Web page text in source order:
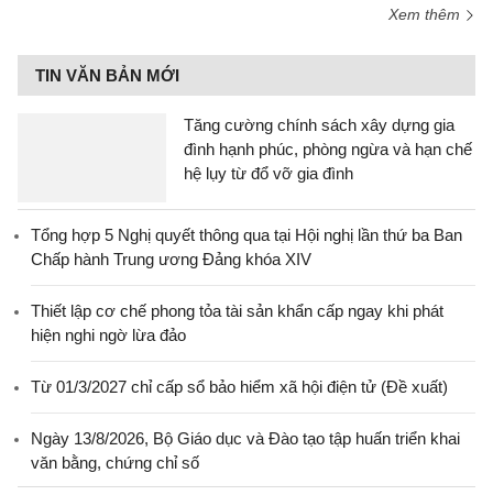
Xem thêm
TIN VĂN BẢN MỚI
Tăng cường chính sách xây dựng gia
đình hạnh phúc, phòng ngừa và hạn chế
hệ lụy từ đổ vỡ gia đình
Tổng hợp 5 Nghị quyết thông qua tại Hội nghị lần thứ ba Ban
Chấp hành Trung ương Đảng khóa XIV
Thiết lập cơ chế phong tỏa tài sản khẩn cấp ngay khi phát
hiện nghi ngờ lừa đảo
Từ 01/3/2027 chỉ cấp sổ bảo hiểm xã hội điện tử (Đề xuất)
Ngày 13/8/2026, Bộ Giáo dục và Đào tạo tập huấn triển khai
văn bằng, chứng chỉ số